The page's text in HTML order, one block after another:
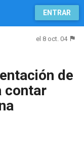
ENTRAR
el 8 oct. 04
de
contar